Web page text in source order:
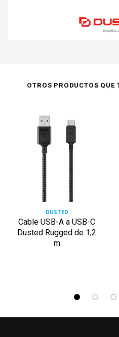
OTROS PRODUCTOS QUE
DUSTED
Cable USB-A a USB-C
Dusted Rugged de 1,2
m